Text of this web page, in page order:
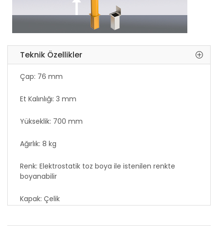
Teknik Özellikler
Çap: 76 mm
Et Kalınlığı: 3 mm
Yükseklik: 700 mm
Ağırlık: 8 kg
Renk: Elektrostatik toz boya ile istenilen renkte
boyanabilir
Kapak: Çelik